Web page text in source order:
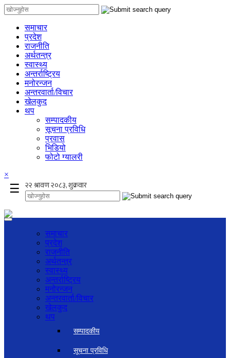
समाचार
प्रदेश
राजनीति
अर्थतन्त्र
स्वास्थ्य
अन्तर्राष्ट्रिय
मनोरन्जन
अन्तरवार्ता/विचार
खेलकुद
थप
सम्पादकीय
सूचना प्रविधि
प्रवास
भिडियो
फोटो ग्यालरी
×
☰
समाचार
प्रदेश
राजनीति
अर्थतन्त्र
स्वास्थ्य
अन्तर्राष्ट्रिय
मनोरन्जन
अन्तरवार्ता/विचार
खेलकुद
थप
सम्पादकीय
सूचना प्रविधि